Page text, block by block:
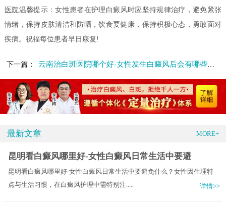
医院温馨提示：女性患者在护理白癜风时应坚持规律治疗，避免紧张
情绪，保持皮肤清洁和防晒，饮食要健康，保持积极心态，勇敢面对
疾病。祝福每位患者早日康复!
下一篇： 云南治白斑医院哪个好-女性发生白癜风后会有哪些危害
最新文章 MORE+
昆明看白癜风哪里好-女性白癜风日常生活中要避
昆明看白癜风哪里好-女性白癜风日常生活中要避免什么？女性因生理特
点与生活习惯，在白癜风护理中需特别注.....
详情>>